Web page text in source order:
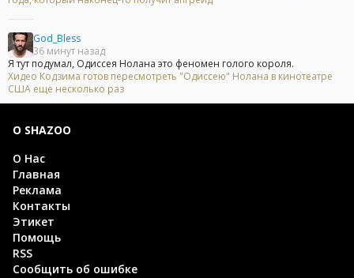
God_Bless
36 минут назад
Я тут подумал, Одиссея Нолана это феномен голого короля.
Хидео Кодзима готов пересмотреть "Одиссею" Нолана в кинотеатре
США еще несколько раз
О SHAZOO
О Нас
Главная
Реклама
Контакты
Этикет
Помощь
RSS
Сообщить об ошибке